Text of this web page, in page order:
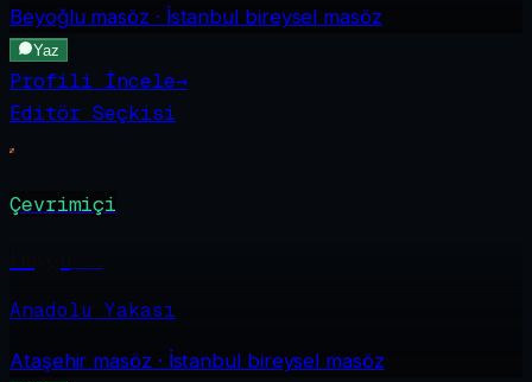
Beyoğlumasöz · İstanbul bireysel masöz
Yaz
Profili İncele→
Editör Seçkisi
Çevrimiçi
Anadolu Yakası
Ataşehir masöz · İstanbul bireysel masöz